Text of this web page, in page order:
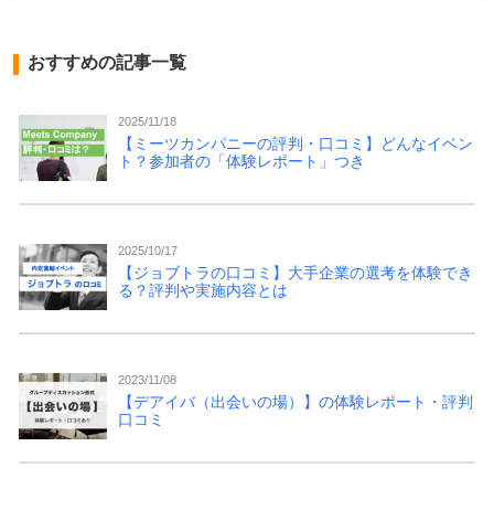
おすすめの記事一覧
2025/11/18
【ミーツカンパニーの評判・口コミ】どんなイベン
ト？参加者の「体験レポート」つき
2025/10/17
【ジョブトラの口コミ】大手企業の選考を体験でき
る？評判や実施内容とは
2023/11/08
【デアイバ（出会いの場）】の体験レポート・評判
口コミ